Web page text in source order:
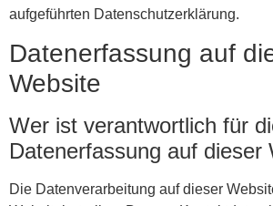
aufgeführten Datenschutzerklärung.
Datenerfassung auf
Website
Wer ist verantwortlich für
Datenerfassung auf dieser
Die Datenverarbeitung auf dieser